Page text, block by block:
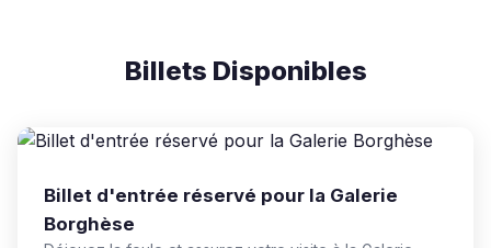
Billets Disponibles
Billet d'entrée réservé pour la Galerie
Borghèse